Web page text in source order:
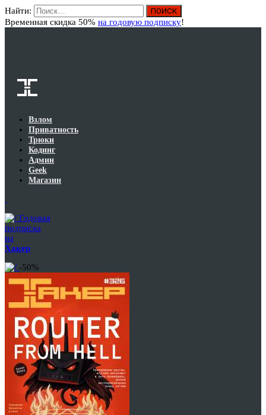
Найти:
Временная скидка 50% на годовую подписку!
Взлом
Приватность
Трюки
Кодинг
Админ
Geek
Магазин
Годовая
подписка
на
Хакер
-50%